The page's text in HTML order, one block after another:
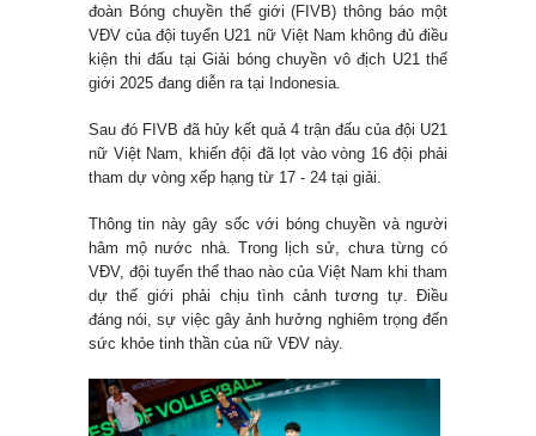
đoàn Bóng chuyền thế giới (FIVB) thông báo một
VĐV của đội tuyển U21 nữ Việt Nam không đủ điều
kiện thi đấu tại Giải bóng chuyền vô địch U21 thế
giới 2025 đang diễn ra tại Indonesia.
Sau đó FIVB đã hủy kết quả 4 trận đấu của đội U21
nữ Việt Nam, khiến đội đã lọt vào vòng 16 đội phải
tham dự vòng xếp hạng từ 17 - 24 tại giải.
Thông tin này gây sốc với bóng chuyền và người
hâm mộ nước nhà. Trong lịch sử, chưa từng có
VĐV, đội tuyển thể thao nào của Việt Nam khi tham
dự thế giới phải chịu tình cảnh tương tự. Điều
đáng nói, sự việc gây ảnh hưởng nghiêm trọng đến
sức khỏe tinh thần của nữ VĐV này.